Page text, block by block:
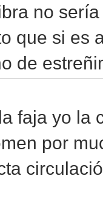
no
que si es
de
faja yo la
por